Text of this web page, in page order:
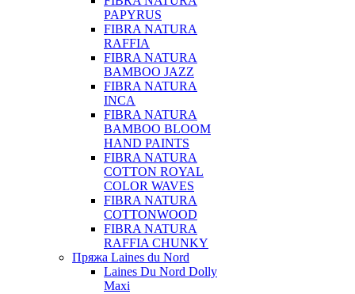
PAPYRUS
FIBRA NATURA
RAFFIA
FIBRA NATURA
BAMBOO JAZZ
FIBRA NATURA
INCA
FIBRA NATURA
BAMBOO BLOOM
HAND PAINTS
FIBRA NATURA
COTTON ROYAL
COLOR WAVES
FIBRA NATURA
COTTONWOOD
FIBRA NATURA
RAFFIA CHUNKY
Пряжа Laines du Nord
Laines Du Nord Dolly
Maxi